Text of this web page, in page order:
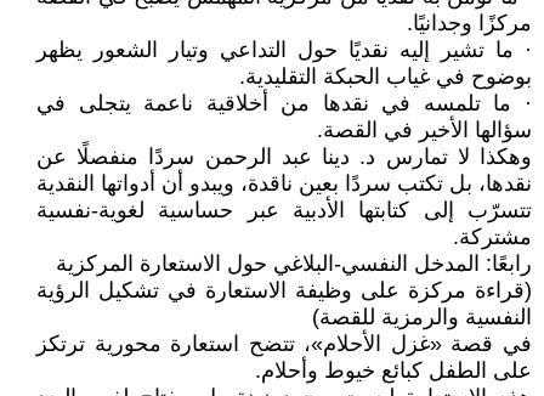
مركزًا وجدانيًا.
· ما تشير إليه نقديًا حول التداعي وتيار الشعور يظهر
بوضوح في غياب الحبكة التقليدية.
· ما تلمسه في نقدها من أخلاقية ناعمة يتجلى في
سؤالها الأخير في القصة.
وهكذا لا تمارس د. دينا عبد الرحمن سردًا منفصلًا عن
نقدها، بل تكتب سردًا بعين ناقدة، ويبدو أن أدواتها النقدية
تتسرّب إلى كتابتها الأدبية عبر حساسية لغوية-نفسية
مشتركة.
رابعًا: المدخل النفسي-البلاغي حول الاستعارة المركزية
(قراءة مركزة على وظيفة الاستعارة في تشكيل الرؤية
النفسية والرمزية للقصة)
في قصة «غزل الأحلام»، تتضح استعارة محورية ترتكز
على الطفل كبائع خيوط وأحلام.